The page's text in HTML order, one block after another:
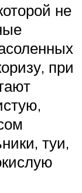
не
при
туи,